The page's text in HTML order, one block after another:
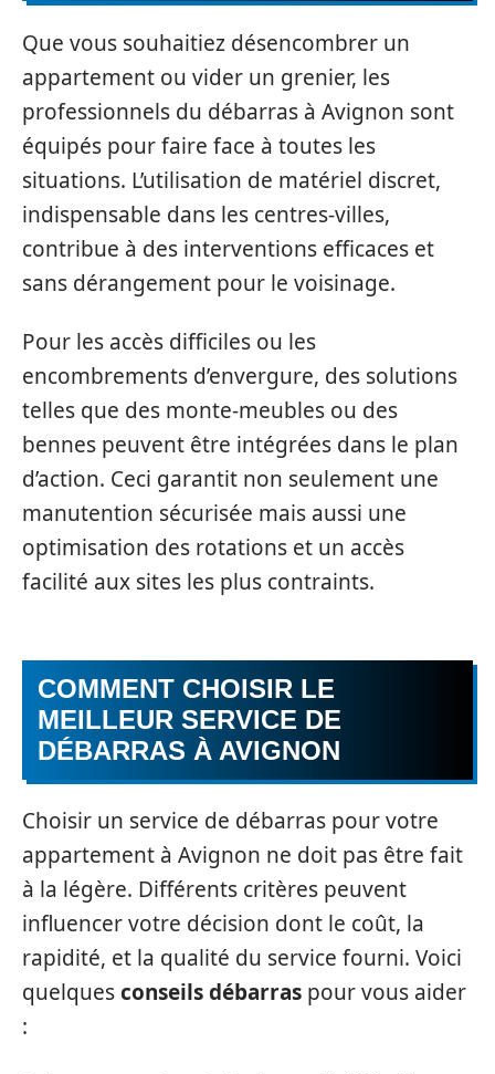
Que vous souhaitiez désencombrer un
appartement ou vider un grenier, les
professionnels du débarras à Avignon sont
équipés pour faire face à toutes les
situations. L’utilisation de matériel discret,
indispensable dans les centres-villes,
contribue à des interventions efficaces et
sans dérangement pour le voisinage.
Pour les accès difficiles ou les
encombrements d’envergure, des solutions
telles que des monte-meubles ou des
bennes peuvent être intégrées dans le plan
d’action. Ceci garantit non seulement une
manutention sécurisée mais aussi une
optimisation des rotations et un accès
facilité aux sites les plus contraints.
COMMENT CHOISIR LE
MEILLEUR SERVICE DE
DÉBARRAS À AVIGNON
Choisir un service de débarras pour votre
appartement à Avignon ne doit pas être fait
à la légère. Différents critères peuvent
influencer votre décision dont le coût, la
rapidité, et la qualité du service fourni. Voici
quelquesconseils débarras pour vous aider
: